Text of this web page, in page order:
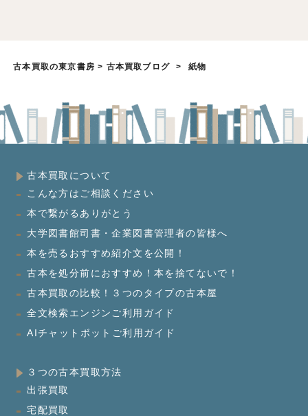
古本買取の東京書房 > 古本買取ブログ > 紙物
古本買取について
こんな方はご相談ください
本で繋がるありがとう
大学図書館司書・企業図書管理者の皆様へ
本を売るおすすめ紹介文を公開！
古本を処分前におすすめ！本を捨てないで！
古本買取の比較！３つのタイプの古本屋
全文検索エンジンご利用ガイド
AIチャットボットご利用ガイド
３つの古本買取方法
出張買取
宅配買取